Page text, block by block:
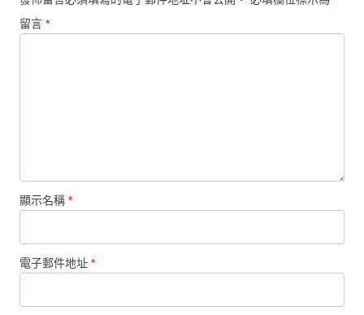
留言 *
顯示名稱 *
電子郵件地址 *